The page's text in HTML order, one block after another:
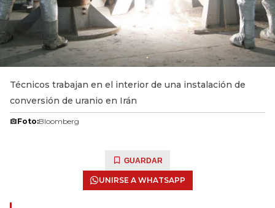
Técnicos trabajan en el interior de una instalación de
conversión de uranio en Irán
Foto:Bloomberg
GUARDAR
UNIRSE A WHATSAPP